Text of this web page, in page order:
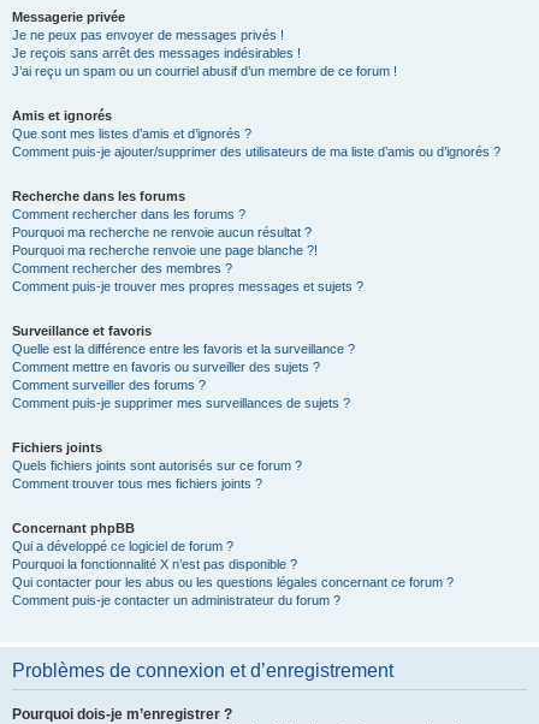
Messagerie privée
Je ne peux pas envoyer de messages privés !
Je reçois sans arrêt des messages indésirables !
J’ai reçu un spam ou un courriel abusif d’un membre de ce forum !
Amis et ignorés
Que sont mes listes d’amis et d’ignorés ?
Comment puis-je ajouter/supprimer des utilisateurs de ma liste d’amis ou d’ignorés ?
Recherche dans les forums
Comment rechercher dans les forums ?
Pourquoi ma recherche ne renvoie aucun résultat ?
Pourquoi ma recherche renvoie une page blanche ?!
Comment rechercher des membres ?
Comment puis-je trouver mes propres messages et sujets ?
Surveillance et favoris
Quelle est la différence entre les favoris et la surveillance ?
Comment mettre en favoris ou surveiller des sujets ?
Comment surveiller des forums ?
Comment puis-je supprimer mes surveillances de sujets ?
Fichiers joints
Quels fichiers joints sont autorisés sur ce forum ?
Comment trouver tous mes fichiers joints ?
Concernant phpBB
Qui a développé ce logiciel de forum ?
Pourquoi la fonctionnalité X n’est pas disponible ?
Qui contacter pour les abus ou les questions légales concernant ce forum ?
Comment puis-je contacter un administrateur du forum ?
Problèmes de connexion et d’enregistrement
Pourquoi dois-je m’enregistrer ?